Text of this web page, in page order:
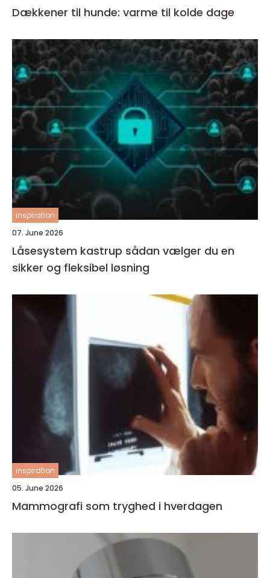
Dækkener til hunde: varme til kolde dage
inspiration
07. June 2026
Låsesystem kastrup sådan vælger du en
sikker og fleksibel løsning
inspiration
05. June 2026
Mammografi som tryghed i hverdagen